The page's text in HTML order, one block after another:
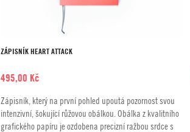
ZÁPISNÍK HEART ATTACK
495,00 Kč
Zápisník, který na první pohled upoutá pozornost svou
intenzivní, šokující růžovou obálkou. Obálka z kvalitního
grafického papíru je ozdobena precizní ražbou srdce s